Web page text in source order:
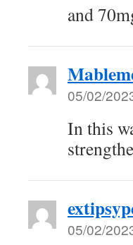
and
05/02/
In this
05/02/